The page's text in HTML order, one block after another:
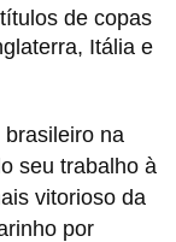
de copas
Itália e
brasileiro na
seu trabalho à
vitorioso da
por